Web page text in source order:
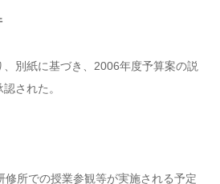
別紙に基づき、2006年度予算案の説
された。
修所での授業参観等が実施される予定